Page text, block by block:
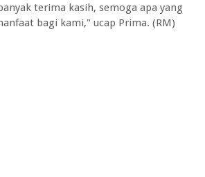
terima kasih, semoga apa yang
bagi kami," ucap Prima. (RM)